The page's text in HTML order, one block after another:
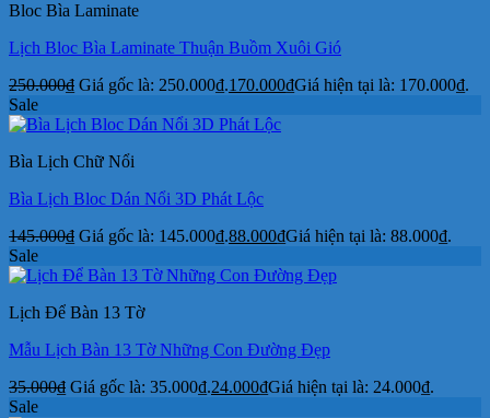
Bloc Bìa Laminate
Lịch Bloc Bìa Laminate Thuận Buồm Xuôi Gió
250.000₫ Giá gốc là: 250.000₫.170.000₫Giá hiện tại là: 170.000₫.
Sale
Bìa Lịch Chữ Nổi
Bìa Lịch Bloc Dán Nổi 3D Phát Lộc
145.000₫ Giá gốc là: 145.000₫.88.000₫Giá hiện tại là: 88.000₫.
Sale
Lịch Để Bàn 13 Tờ
Mẫu Lịch Bàn 13 Tờ Những Con Đường Đẹp
35.000₫ Giá gốc là: 35.000₫.24.000₫Giá hiện tại là: 24.000₫.
Sale